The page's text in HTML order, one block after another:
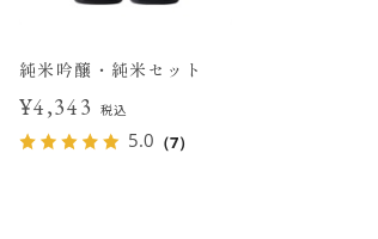
純米吟醸・純米セット
¥4,343 税込
5.0 （7）